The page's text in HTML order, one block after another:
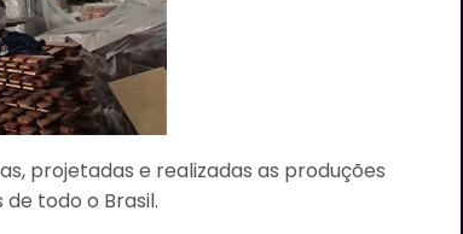
projetadas e realizadas as produções
todo o Brasil.